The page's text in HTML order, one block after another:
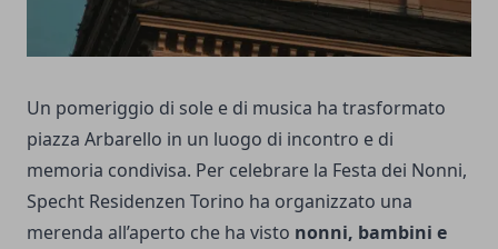
Un pomeriggio di sole e di musica ha trasformato
piazza Arbarello in un luogo di incontro e di
memoria condivisa. Per celebrare la Festa dei Nonni,
Specht Residenzen Torino ha organizzato una
merenda all’aperto che ha visto nonni, bambini e